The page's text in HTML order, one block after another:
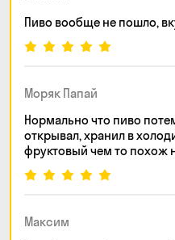
Пиво вообще не пошло,
Моряк Папай
Нормально что пиво
открывал, хранил в
фруктовый чем то похож
Максим